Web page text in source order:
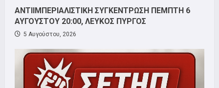
ΑΝΤΙΙΜΠΕΡΙΑΛΙΣΤΙΚΗ ΣΥΓΚΕΝΤΡΩΣΗ ΠΕΜΠΤΗ 6
ΑΥΓΟΥΣΤΟΥ 20:00, ΛΕΥΚΟΣ ΠΥΡΓΟΣ
5 Αυγούστου, 2026